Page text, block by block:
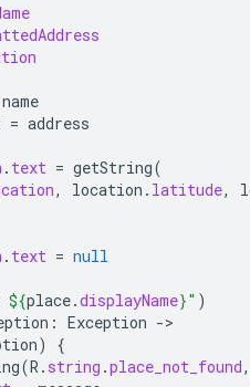
name
= address
. text = getString(
, location . latitude,
. text = null
${place.displayName}" )
: Exception -
)
{
(R . string .place_not_found,